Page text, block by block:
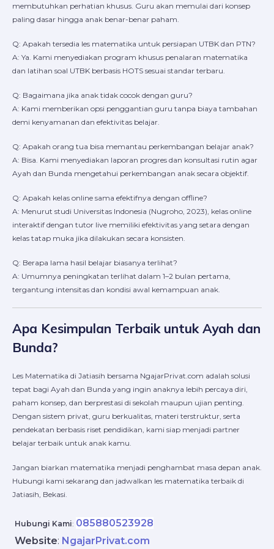
membutuhkan perhatian khusus. Guru akan memulai dari konsep
paling dasar hingga anak benar-benar paham.
Q: Apakah tersedia les matematika untuk persiapan UTBK dan PTN?
A: Ya. Kami menyediakan program khusus penalaran matematika
dan latihan soal UTBK berbasis HOTS sesuai standar terbaru.
Q: Bagaimana jika anak tidak cocok dengan guru?
A: Kami memberikan opsi penggantian guru tanpa biaya tambahan
demi kenyamanan dan efektivitas belajar.
Q: Apakah orang tua bisa memantau perkembangan belajar anak?
A: Bisa. Kami menyediakan laporan progres dan konsultasi rutin agar
Ayah dan Bunda mengetahui perkembangan anak secara objektif.
Q: Apakah kelas online sama efektifnya dengan offline?
A: Menurut studi Universitas Indonesia (Nugroho, 2023), kelas online
interaktif dengan tutor live memiliki efektivitas yang setara dengan
kelas tatap muka jika dilakukan secara konsisten.
Q: Berapa lama hasil belajar biasanya terlihat?
A: Umumnya peningkatan terlihat dalam 1–2 bulan pertama,
tergantung intensitas dan kondisi awal kemampuan anak.
Apa Kesimpulan Terbaik untuk Ayah dan
Bunda?
Les Matematika di Jatiasih bersama NgajarPrivat.com adalah solusi
tepat bagi Ayah dan Bunda yang ingin anaknya lebih percaya diri,
paham konsep, dan berprestasi di sekolah maupun ujian penting.
Dengan sistem privat, guru berkualitas, materi terstruktur, serta
pendekatan berbasis riset pendidikan, kami siap menjadi partner
belajar terbaik untuk anak kamu.
Jangan biarkan matematika menjadi penghambat masa depan anak.
Hubungi kami sekarang dan jadwalkan les matematika terbaik di
Jatiasih, Bekasi.
Hubungi Kami: 085880523928
Website: NgajarPrivat.com